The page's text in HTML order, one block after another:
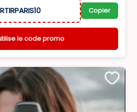
Copier
le code promo